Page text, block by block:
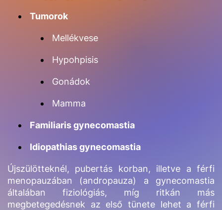
Tumorok
Mellékvese
Hypohpisis
Gonádok
Mamma
Familiaris gynecomastia
Idiopathias gynecomastia
Újszülötteknél, pubertás korban, illetve a férfi
menopauzában (andropauza) a gynecomastia
általában fiziológiás, míg ritkán más
megbetegedésnek az első tünete lehet a férfi